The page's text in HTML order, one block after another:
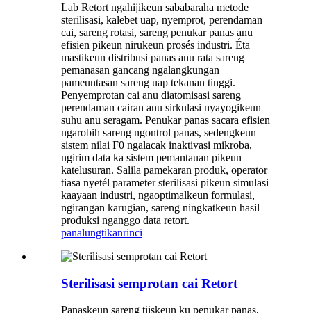
Lab Retort ngahijikeun sababaraha metode
sterilisasi, kalebet uap, nyemprot, perendaman
cai, sareng rotasi, sareng penukar panas anu
efisien pikeun nirukeun prosés industri. Éta
mastikeun distribusi panas anu rata sareng
pemanasan gancang ngalangkungan
pameuntasan sareng uap tekanan tinggi.
Penyemprotan cai anu diatomisasi sareng
perendaman cairan anu sirkulasi nyayogikeun
suhu anu seragam. Penukar panas sacara efisien
ngarobih sareng ngontrol panas, sedengkeun
sistem nilai F0 ngalacak inaktivasi mikroba,
ngirim data ka sistem pemantauan pikeun
katelusuran. Salila pamekaran produk, operator
tiasa nyetél parameter sterilisasi pikeun simulasi
kaayaan industri, ngaoptimalkeun formulasi,
ngirangan karugian, sareng ningkatkeun hasil
produksi nganggo data retort.
panalungtikanrinci
Sterilisasi semprotan cai Retort
Panaskeun sareng tiiskeun ku penukar panas,